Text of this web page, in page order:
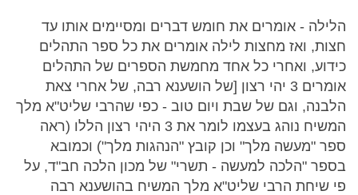
הלילה - אומרים את חומש דברים ומסיימים אותו עד
חצות, ואז מחצות לילה אומרים את כל ספר התהלים
כידוע, ואחרי כל אחד מחמשת הספרים של התהלים
אומרים 3 יהי רצון [של הושענא רבה, של אחרי צאת
הלבנה, וגם של שבת ויום טוב - כפי שהרבי שליט"א מלך
המשיח נוהג בעצמו לומר את 3 היהי רצון הללו (ראה
ספר "מעשה מלך" וכן קובץ "הנהגות מלך") וכמובא
בספר "הלכה למעשה - תשרי" של מכון הלכה חב"ד, על
פי שיחת הרבי שליט"א מלך המשיח בהושענא רבה